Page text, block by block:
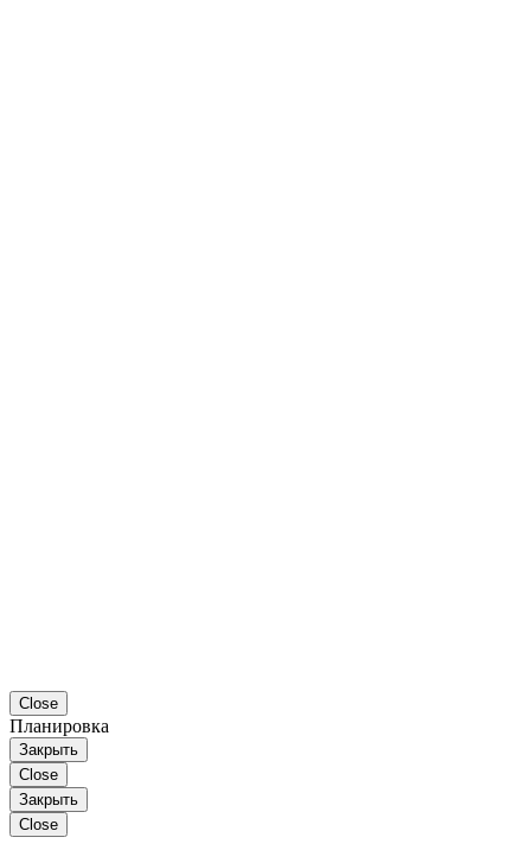
Close
Планировка
Закрыть
Close
Закрыть
Close